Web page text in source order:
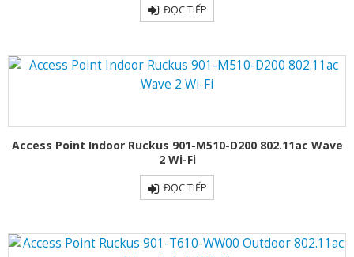
ĐỌC TIẾP
Access Point Indoor Ruckus 901-M510-D200 802.11ac Wave
2 Wi-Fi
ĐỌC TIẾP